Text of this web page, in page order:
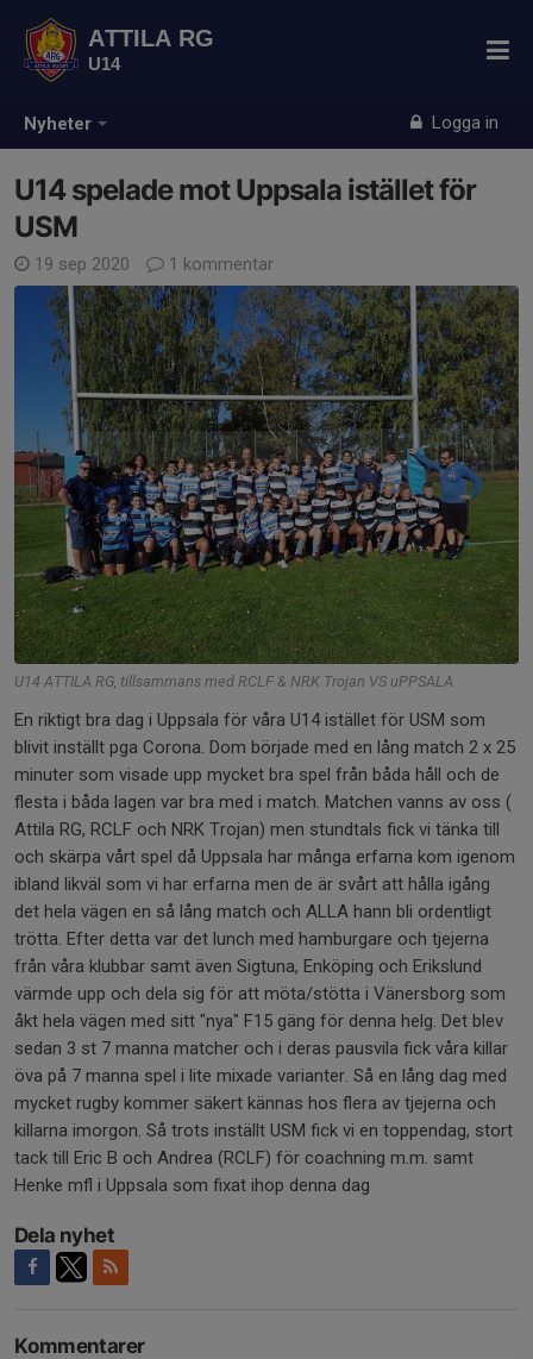
Nyheter Logga in
ATTILA RG
U14
U14 spelade mot Uppsala istället för
USM
19 sep 2020 1 kommentar
U14 ATTILA RG, tillsammans med RCLF & NRK Trojan VS uPPSALA
En riktigt bra dag i Uppsala för våra U14 istället för USM som
blivit inställt pga Corona. Dom började med en lång match 2 x 25
minuter som visade upp mycket bra spel från båda håll och de
flesta i båda lagen var bra med i match. Matchen vanns av oss (
Attila RG, RCLF och NRK Trojan) men stundtals fick vi tänka till
och skärpa vårt spel då Uppsala har många erfarna kom igenom
ibland likväl som vi har erfarna men de är svårt att hålla igång
det hela vägen en så lång match och ALLA hann bli ordentligt
trötta. Efter detta var det lunch med hamburgare och tjejerna
från våra klubbar samt även Sigtuna, Enköping och Erikslund
värmde upp och dela sig för att möta/stötta i Vänersborg som
åkt hela vägen med sitt "nya" F15 gäng för denna helg. Det blev
sedan 3 st 7 manna matcher och i deras pausvila fick våra killar
öva på 7 manna spel i lite mixade varianter. Så en lång dag med
mycket rugby kommer säkert kännas hos flera av tjejerna och
killarna imorgon. Så trots inställt USM fick vi en toppendag, stort
tack till Eric B och Andrea (RCLF) för coachning m.m. samt
Henke mfl i Uppsala som fixat ihop denna dag
Dela nyhet
Kommentarer